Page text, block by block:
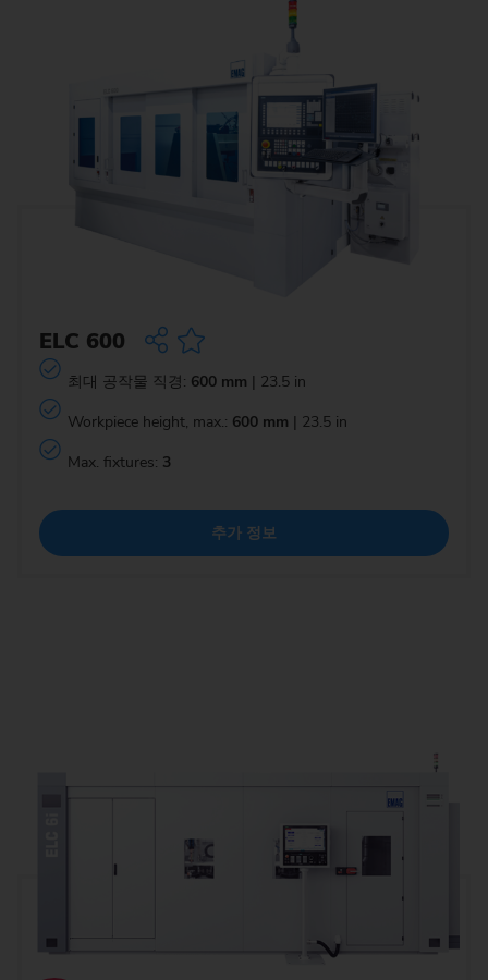
ELC 600
최대 공작물 직경: 600 mm | 23.5 in
Workpiece height, max.: 600 mm | 23.5 in
Max. fixtures: 3
추가 정보